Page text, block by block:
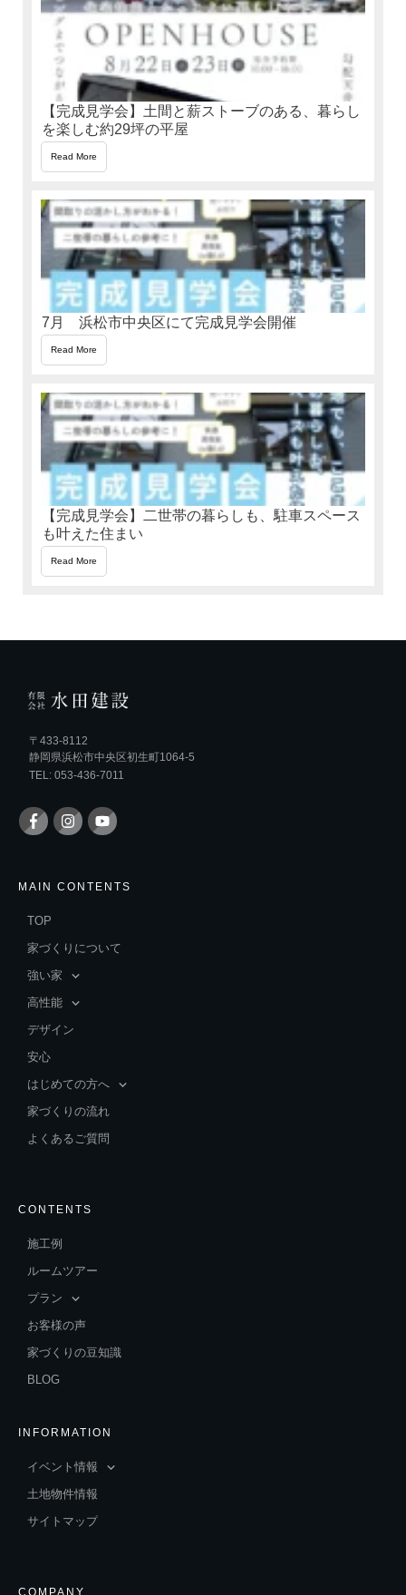
【完成見学会】土間と薪ストーブのある、暮らし
を楽しむ約29坪の平屋
Read More
7月 浜松市中央区にて完成見学会開催
Read More
【完成見学会】二世帯の暮らしも、駐車スペース
も叶えた住まい
Read More
〒433-8112
静岡県浜松市中央区初生町1064-5
TEL: 053-436-7011
MAIN CONTENTS
TOP
家づくりについて
強い家
高性能
デザイン
安心
はじめての方へ
家づくりの流れ
よくあるご質問
CONTENTS
施工例
ルームツアー
プラン
お客様の声
家づくりの豆知識
BLOG
INFORMATION
イベント情報
土地物件情報
サイトマップ